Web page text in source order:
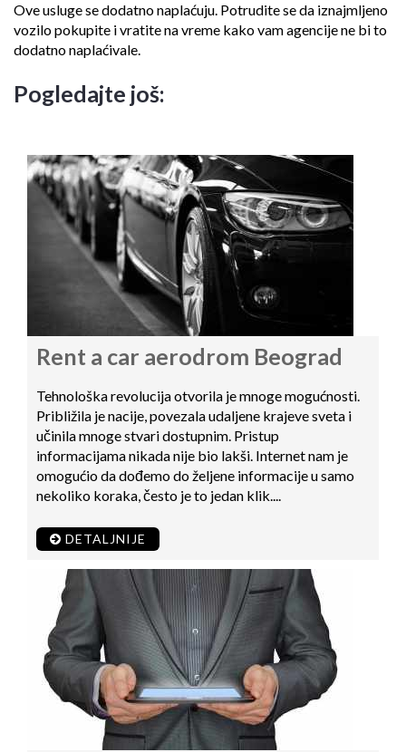
Ove usluge se dodatno naplaćuju. Potrudite se da iznajmljeno
vozilo pokupite i vratite na vreme kako vam agencije ne bi to
dodatno naplaćivale.
Pogledajte još:
Rent a car aerodrom Beograd
Tehnološka revolucija otvorila je mnoge mogućnosti.
Približila je nacije, povezala udaljene krajeve sveta i
učinila mnoge stvari dostupnim. Pristup
informacijama nikada nije bio lakši. Internet nam je
omogućio da dođemo do željene informacije u samo
nekoliko koraka, često je to jedan klik....
DETALJNIJE